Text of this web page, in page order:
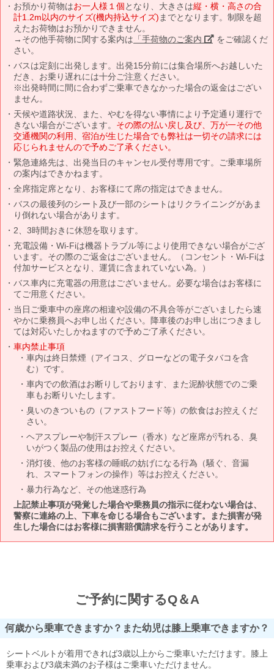
お預かり荷物はお一人様１個となり、大きさは縦・横・高さの合
計1.2m以内のサイズ(機内持込サイズ) までとなります。制限を超
えたお荷物はお預かりできません。
→その他手荷物に関する案内は 「手荷物のご案内」 をご確認くだ
さい。
バスは定刻に出発します。出発15分前には集合場所へお越しいた
だき、お乗り遅れには十分ご注意ください。
※出発時間に間に合わずご乗車できなかった場合の返金はござい
ません。
天候や道路状況、また、やむを得ない事情により予定通り運行で
きない場合がございます。 その際の払い戻し及び、万が一その他
交通機関の利用、宿泊が生じた場合でも弊社は一切その請求には
応じられませんので予めご了承ください。
緊急連絡先は、出発当日のキャンセル受付専用です。ご乗車場所
の案内はできかねます。
全席指定席となり、お客様にて席の指定はできません。
バスの最後列のシート及び一部のシートはリクライニングがあま
り倒れない場合があります。
2、3時間おきに休憩を取ります。
充電設備・Wi-Fiは機器トラブル等により使用できない場合がござ
います。その際のご返金はございません。（コンセント・Wi-Fiは
付加サービスとなり、運賃に含まれていない為。）
バス車内に充電器の用意はございません。必要な場合はお客様に
てご用意ください。
当日ご乗車中の座席の相違や設備の不具合等がございましたら速
やかに乗務員へお申し出ください。降車後のお申し出につきまし
ては対応いたしかねますので予めご了承ください。
車内禁止事項
車内は終日禁煙（アイコス、グローなどの電子タバコを含
む）です。
車内での飲酒はお断りしております、また泥酔状態でのご乗
車もお断りいたします。
臭いのきついもの（ファストフード等）の飲食はお控えくだ
さい。
ヘアスプレーや制汗スプレー（香水）など座席が汚れる、臭
いがつく製品の使用はお控えください。
消灯後、他のお客様の睡眠の妨げになる行為（騒ぐ、音漏
れ、スマートフォンの操作）等はお控えください。
暴力行為など、その他迷惑行為
上記禁止事項が発覚した場合や乗務員の指示に従わない場合は、
警察に連絡の上、下車を命じる場合もございます。また損害が発
生した場合にはお客様に損害賠償請求を行うことがあります。
ご予約に関するQ＆A
何歳から乗車できますか？また幼児は膝上乗車できますか？
シートベルトが着用できれば3歳以上からご乗車いただけます。膝上
乗車および3歳未満のお子様はご乗車いただけません。